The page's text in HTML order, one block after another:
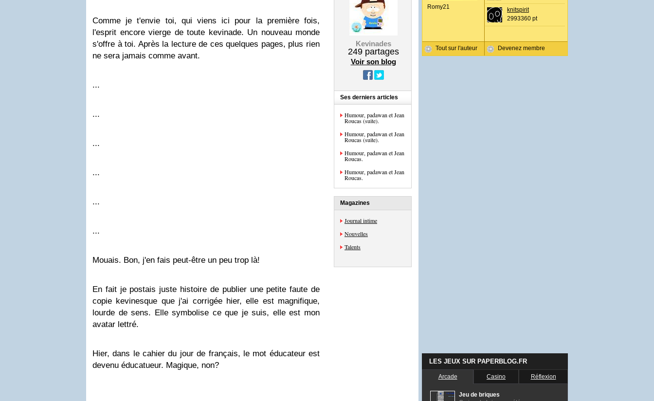
Comme je t'envie toi, qui viens ici pour la première fois,
l'esprit encore vierge de toute kevinade. Un nouveau monde
s'offre à toi. Après la lecture de ces quelques pages, plus rien
ne sera jamais comme avant.
...
...
...
...
...
...
Mouais. Bon, j'en fais peut-être un peu trop là!
En fait je postais juste histoire de publier une petite faute de
copie kevinesque que j'ai corrigée hier, elle est magnifique,
lourde de sens. Elle symbolise ce que je suis, elle est mon
avatar lettré.
Hier, dans le cahier du jour de français, le mot éducateur est
devenu éducatueur. Magique, non?
Kevinades
249partages
Voir son blog
Ses derniers articles
Humour, padawan et Jean
Roucas (suite).
Humour, padawan et Jean
Roucas (suite).
Humour, padawan et Jean
Roucas.
Humour, padawan et Jean
Roucas.
Magazines
Journal intime
Nouvelles
Talents
Romy21
Tout sur l'auteur
knitspirit
2993360 pt
Devenez membre
LES JEUX SUR PAPERBLOG.FR
Arcade Casino Réflexion
Jeu de briques